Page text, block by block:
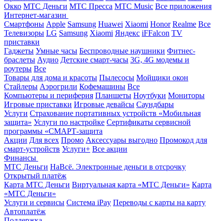
Окко МТС Деньги МТС Пресса МТС Music Все приложения
Интернет-магазин
Смартфоны Apple Samsung Huawei Xiaomi Honor Realme Все
Телевизоры LG Samsung Xiaomi Яндекс iFFalcon TV
приставки
Гаджеты Умные часы Беспроводные наушники Фитнес-
браслеты Аудио Детские смарт-часы 3G, 4G модемы и
роутеры Все
Товары для дома и красоты Пылесосы Мойщики окон
Стайлеры Аэрогрили Кофемашины Все
Компьютеры и периферия Планшеты Ноутбуки Мониторы
Игровые приставки Игровые девайсы Саундбары
Услуги Страхование портативных устройств «Мобильная
защита» Услуги по настройке Сертификаты сервисной
программы «СМАРТ-защита
Акции Для всех Промо Аксессуары выгодно Промокод для
смарт-устройств Услуги+ Все акции
Финансы
МТС Деньги НаВсё. Электронные деньги в отсрочку
Открытый платёж
Карта МТС Деньги Виртуальная карта «МТС Деньги» Карта
«МТС Деньги»
Услуги и сервисы Система iPay Переводы с карты на карту
Автоплатёж